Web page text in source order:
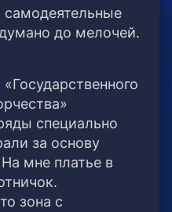
до мелочей.
специально
за основу
мне платье в
зона с